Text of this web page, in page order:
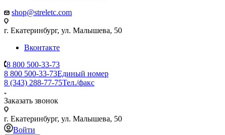
shop@streletc.com
г. Екатеринбург, ул. Малышева, 50
Вконтакте
8 800 500-33-73
8 800 500-33-73Единый номер
8 (343) 288-77-75Тел./факс
Заказать звонок
г. Екатеринбург, ул. Малышева, 50
Войти